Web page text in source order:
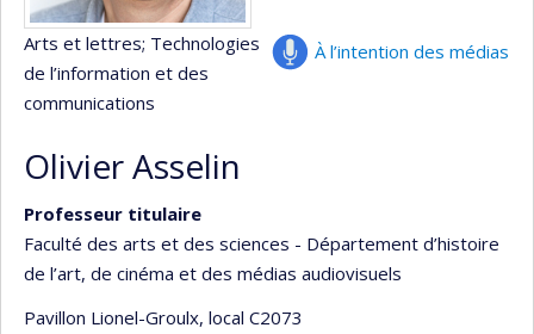
À l’intention des médias
Arts et lettres; Technologies
de l’information et des
communications
Olivier Asselin
Professeur titulaire
Faculté des arts et des sciences - Département d’histoire
de l’art, de cinéma et des médias audiovisuels
Pavillon Lionel-Groulx, local C2073